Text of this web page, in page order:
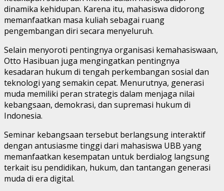
dinamika kehidupan. Karena itu, mahasiswa didorong
memanfaatkan masa kuliah sebagai ruang
pengembangan diri secara menyeluruh.
Selain menyoroti pentingnya organisasi kemahasiswaan,
Otto Hasibuan juga mengingatkan pentingnya
kesadaran hukum di tengah perkembangan sosial dan
teknologi yang semakin cepat. Menurutnya, generasi
muda memiliki peran strategis dalam menjaga nilai
kebangsaan, demokrasi, dan supremasi hukum di
Indonesia.
Seminar kebangsaan tersebut berlangsung interaktif
dengan antusiasme tinggi dari mahasiswa UBB yang
memanfaatkan kesempatan untuk berdialog langsung
terkait isu pendidikan, hukum, dan tantangan generasi
muda di era digital.